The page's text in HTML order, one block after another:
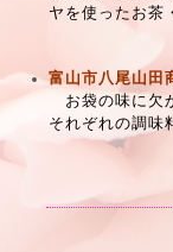
ヤを使ったお茶
富山市八尾山田
お袋の味に欠
それぞれの調味